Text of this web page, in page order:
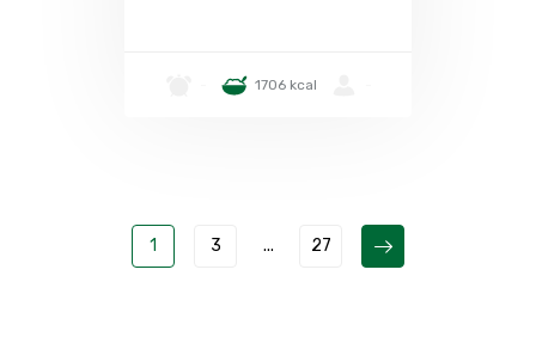
1706 kcal
1 3 ... 27